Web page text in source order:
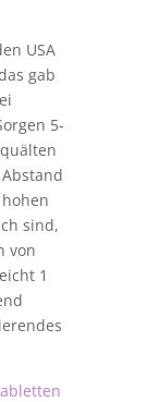
USA
gab
5-
sind,
von
1